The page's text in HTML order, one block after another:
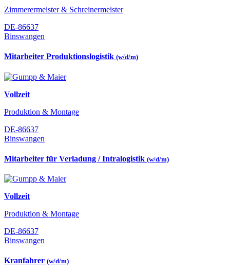
Zimmerermeister & Schreinermeister
DE-86637
Binswangen
Mitarbeiter Produktionslogistik (w/d/m)
Vollzeit
Produktion & Montage
DE-86637
Binswangen
Mitarbeiter für Verladung / Intralogistik (w/d/m)
Vollzeit
Produktion & Montage
DE-86637
Binswangen
Kranfahrer (w/d/m)